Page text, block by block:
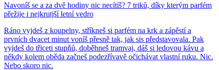
Navoníš se a za dvě hodiny nic necítíš? 7 triků, díky kterým parfém
přežije i nejkrutjší letní vedro
Ráno vyjdeš z koupelny, stříkneš si parfém na krk a zápěstí a
prvních dvacet minut voníš přesně tak, jak sis představovala. Pak
vyjdeš do třiceti stupňů, doběhneš tramvaj, dáš si ledovou kávu a
někdy kolem oběda začneš podezřívavě očichávat vlastní ruku. Nic.
Nebo skoro nic.